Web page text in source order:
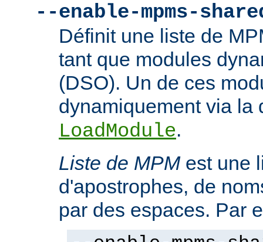
--enable-mpms-
Définit une liste de
tant que modules
(DSO). Un de ces
dynamiquement via la
LoadModule.
Liste de MPMest une
d'apostrophes, de
par des espaces. Par